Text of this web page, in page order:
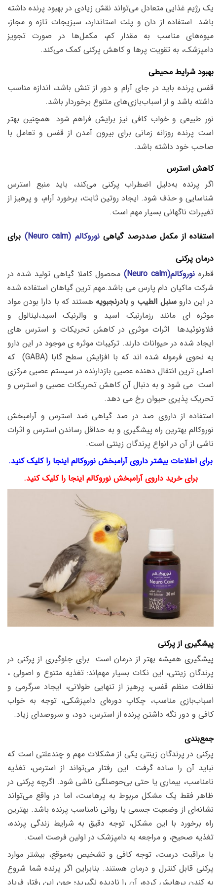
یک رژیم غذایی متعادل می‌تواند نقش زیادی در بهبود پرنده داشته
باشد. استفاده از دان و پلت استاندارد، سبزیجات تازه و مجاز،
میوه‌های مناسب به مقدار کم، مکمل‌ها در صورت تجویز
دامپزشک، به تقویت پرها و کاهش پرکنی کمک می‌کند.
بهبود شرایط محیطی
قفس پرنده باید در جای آرام و دور از تنش باشد، اندازه مناسب
داشته باشد و از اسباب‌بازی‌های متنوع برخوردار باشد.
نور طبیعی و خواب کافی نیز برایش فراهم شود. همچنین بهتر
است پرنده روزانه زمانی برای بیرون آمدن از قفس و تعامل با
صاحب خود داشته باشد.
کاهش استرس
اگر پرنده به‌دلیل اضطراب پرکنی می‌کند، باید منبع استرس
شناسایی و حذف شود. ایجاد روتین ثابت، برخورد آرام، و پرهیز از
تغییرات ناگهانی بسیار مهم است.
استفاده از مکمل صددرصد گیاهی نوروکالم (Neuro calm)
برای
درمان پرکنی
قطره نوروکالم(Neuro calm)
محصول کاملا گیاهی تولید شده در
شرکت ماکیان دام پارس می باشد.مهم ترین گیاهان استفاده شده
در این داروسنبل الطیب و بادرنجبویه هستند که با دارا بودن مواد
موثره ای مانند رزمارنیک اسید و والرنیک اسید،لینالول و
فلاونوئیدها اثرات موثری در کاهش تحریکات و استرس های
ایجاد شده در حیوانات دارند. ترکیبات موثره ی موجود در این دارو
به نحوی فرموله شده اند که با افزایش سطح گابا (GABA) که
اصلی ترین انتقال دهنده عصبی بازدارنده در سیستم عصبی مرکزی
است می شود و به دنبال آن کاهش تحریکات عصبی و استرس و
تحریک پذیری حیوان رخ می دهد.
استفاده از داروی صد در صد گیاهی ضد استرس و آرامبخش
نوروکالم بهترین راه پیشگیری و به حداقل رساندن استرس و اثرات
ناشی از آن در انواع پرندگان زینتی است.
برای اطلاعات بیشتر داروی آرامبخش نوروکالم اینجا را کلیک کنید.
برای خرید داروی آرامبخش نوروکالم اینجا را کلیک کنید.
پیشگیری از پرکنی
پیشگیری همیشه بهتر از درمان است. برای جلوگیری از پرکنی در
پرندگان زینتی، این نکات بسیار مهم‌اند: تغذیه متنوع و اصولی ،
نظافت منظم قفس، پرهیز از تنهایی طولانی، ایجاد سرگرمی و
اسباب‌بازی مناسب، چکاپ دوره‌ای دامپزشکی، توجه به خواب
کافی و دور نگه داشتن پرنده از استرس، دود، و سروصدای زیاد.
جمع‌بندی
پرکنی در پرندگان زینتی یکی از مشکلات مهم و چندعلتی است که
نباید آن را ساده گرفت. این رفتار می‌تواند از استرس، تغذیه
نامناسب، بیماری یا حتی بی‌حوصلگی ناشی شود. اگرچه پرکنی در
ظاهر فقط یک مشکل مربوط به پرهاست، اما در واقع می‌تواند
نشانه‌ای از وضعیت جسمی یا روانی نامناسب پرنده باشد. بهترین
راه برخورد با این مشکل، توجه دقیق به شرایط زندگی پرنده،
تغذیه صحیح، و مراجعه به دامپزشک در اولین فرصت است.
با مراقبت درست، توجه کافی و تشخیص به‌موقع، بیشتر موارد
پرکنی قابل کنترل و درمان هستند. بنابراین اگر پرنده شما شروع
به کندن پرهایش کرده، آن را نادیده نگیرید؛ چون این رفتار فریاد